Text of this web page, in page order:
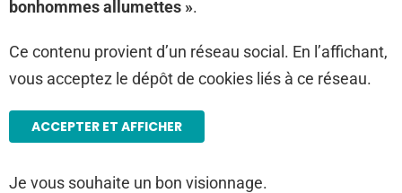
bonhommes allumettes ».
Ce contenu provient d’un réseau social. En l’affichant,
vous acceptez le dépôt de cookies liés à ce réseau.
ACCEPTER ET AFFICHER
Je vous souhaite un bon visionnage.